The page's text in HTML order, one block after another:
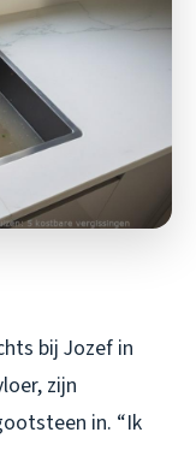
bij Jozef in
zijn
in. “Ik